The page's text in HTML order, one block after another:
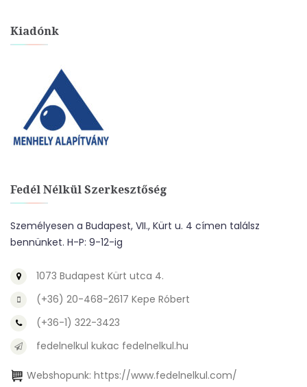
Kiadónk
Fedél Nélkül Szerkesztőség
Személyesen a Budapest, VII., Kürt u. 4 címen találsz
bennünket. H-P: 9-12-ig
1073 Budapest Kürt utca 4.
(+36) 20-468-2617 Kepe Róbert
(+36-1) 322-3423
fedelnelkul kukac fedelnelkul.hu
Webshopunk: https://www.fedelnelkul.com/